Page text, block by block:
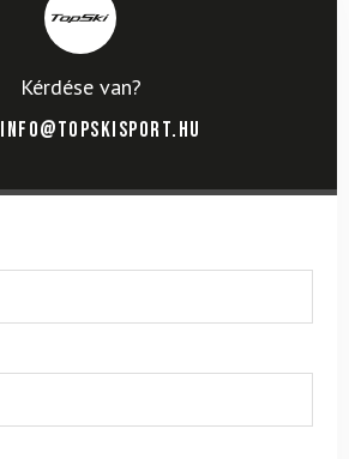
Kérdése van?
info@topskisport.hu